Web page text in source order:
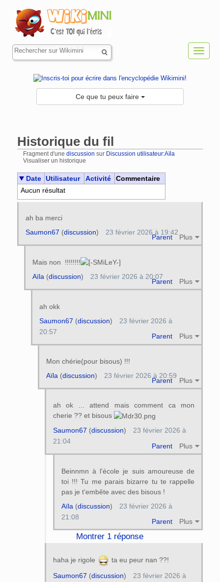
Ce que tu peux faire
Historique du fil
Fragment d'une discussion sur Discussion utilisateur:Aïla
Visualiser un historique
Date Utilisateur Activité
Commentaire
Aucun résultat
ah ba merci
Parent Plus
Saumon67 (discussion) 23 février 2026 à 19:42
Mais non !!!!!!!!
Parent Plus
Aïla(discussion) 23 février 2026 à 20:07
ah okk
Parent Plus
Saumon67 (discussion)
23 février 2026 à
20:57
Mon chérie(pour bisous) !!!
Parent Plus
Aïla (discussion) 23 février 2026 à 20:59
ah ok ... attend mais comment ca mon
cherie ?? et bisous
Parent Plus
Saumon67 (discussion)
23 février 2026 à
21:04
Beinnmn à l'école je suis amoureuse de
toi !!! Tu me parais bizarre tu te rappelle
pas je t'embête avec des bisous !
Parent Plus
Aïla (discussion)
23 février 2026 à
21:08
Montrer 1 réponse
haha je rigole ta eu peur nan ??!
Saumon67 (discussion)
23 février 2026 à